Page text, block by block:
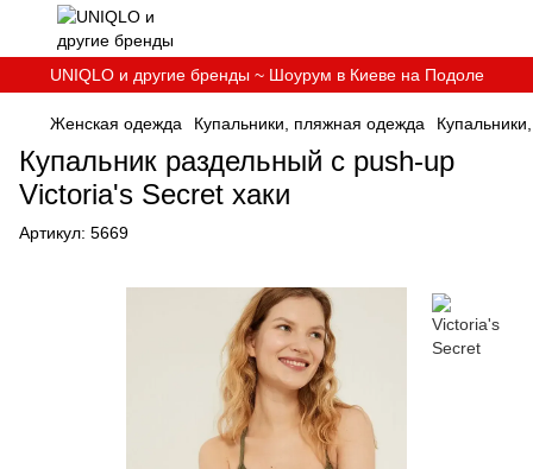
UNIQLO и другие бренды ~ Шоурум в Киеве на Подоле
Женская одежда Купальники, пляжная одежда
Купальник раздельный c push-up
Victoria's Secret хаки
Артикул: 5669